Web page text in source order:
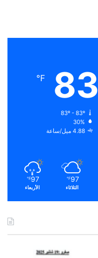
83
℉
83º - 83º
30%
4.88 ميل/ساعة
97
℉
الثلاثاء
97
℉
الأربعاء